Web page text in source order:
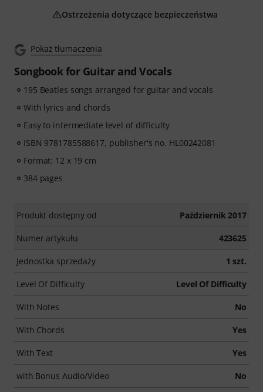
Pokaż tłumaczenia
Songbook for Guitar and Vocals
195 Beatles songs arranged for guitar and vocals
With lyrics and chords
Easy to intermediate level of difficulty
ISBN 9781785588617, publisher's no. HL00242081
Format: 12 x 19 cm
384 pages
Produkt dostępny od Październik 2017
Numer artykułu 423625
Jednostka sprzedaży 1 szt.
Level Of Difficulty Level Of Difficulty
With Notes No
With Chords Yes
With Text Yes
with Bonus Audio/Video No
Ostrzeżenia dotyczące bezpieczeństwa